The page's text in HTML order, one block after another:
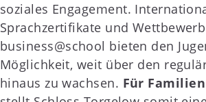
soziales Engagement.
Sprachzertifikate und
business@school bieten den
Möglichkeit, weit über den
hinaus zu wachsen. Für